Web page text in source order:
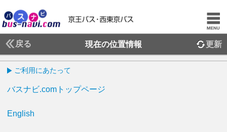
戻る 現在の位置情報 更新
ご利用にあたって
バスナビ.comトップページ
English